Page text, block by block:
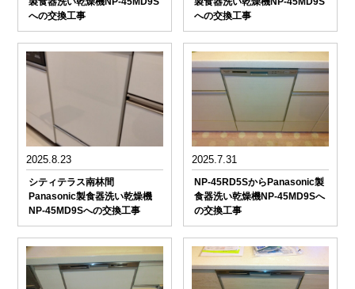
への交換工事
への交換工事
2025.8.23
シティテラス南林間
Panasonic製食器洗い乾燥機
NP-45MD9Sへの交換工事
2025.7.31
NP-45RD5SからPanasonic製
食器洗い乾燥機NP-45MD9Sへ
の交換工事